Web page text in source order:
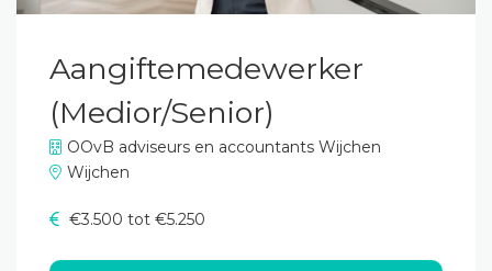
Aangiftemedewerker
(Medior/Senior)
OOvB adviseurs en accountants Wijchen
Wijchen
€3.500 tot €5.250